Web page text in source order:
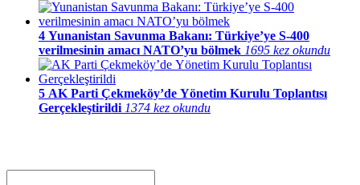
4 Yunanistan Savunma Bakanı: Türkiye’ye S-400
verilmesinin amacı NATO’yu bölmek 1695 kez okundu
5 AK Parti Çekmeköy’de Yönetim Kurulu Toplantısı
Gerçekleştirildi 1374 kez okundu